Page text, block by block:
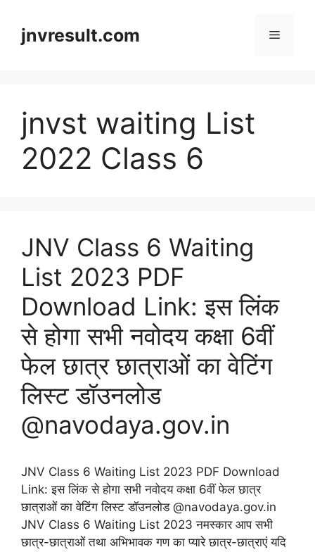
contentjnvresult.com Menu
jnvst waiting List
2022 Class 6
JNV Class 6 Waiting
List 2023 PDF
Download Link: इस लिंक
से होगा सभी नवोदय कक्षा 6वीं
फेल छात्र छात्राओं का वेटिंग
लिस्ट डॉउनलोड
@navodaya.gov.in
JNV Class 6 Waiting List 2023 PDF Download
Link: इस लिंक से होगा सभी नवोदय कक्षा 6वीं फेल छात्र
छात्राओं का वेटिंग लिस्ट डॉउनलोड @navodaya.gov.in
JNV Class 6 Waiting List 2023 नमस्कार आप सभी
छात्र-छात्राओं तथा अभिभावक गण का प्यारे छात्र-छात्राएं यदि